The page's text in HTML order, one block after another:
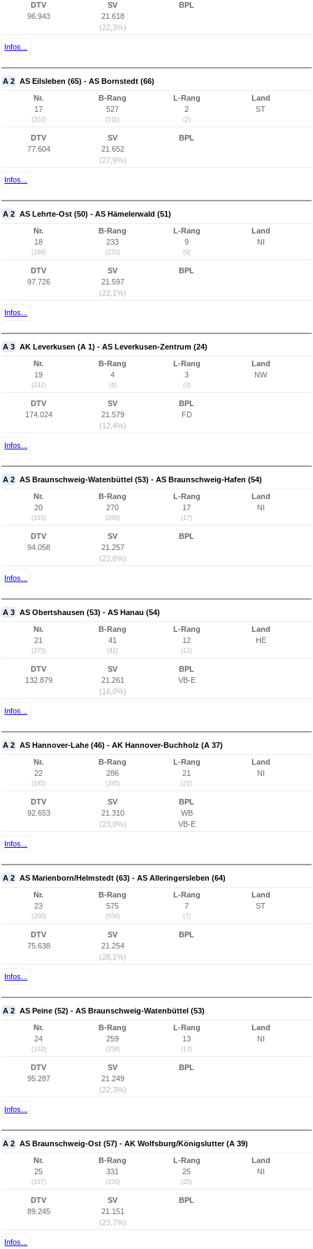
DTV
96.943
SV
21.618
(22,3%)
BPL
Infos...
A 2 AS Eilsleben (65) - AS Bornstedt (66)
Nr.
17
(202)
B-Rang
527
(511)
L-Rang
2
(2)
Land
ST
DTV
77.604
SV
21.652
(27,9%)
BPL
Infos...
A 2 AS Lehrte-Ost (50) - AS Hämelerwald (51)
Nr.
18
(189)
B-Rang
233
(233)
L-Rang
9
(9)
Land
NI
DTV
97.726
SV
21.597
(22,1%)
BPL
Infos...
A 3 AK Leverkusen (A 1) - AS Leverkusen-Zentrum (24)
Nr.
19
(241)
B-Rang
4
(4)
L-Rang
3
(3)
Land
NW
DTV
174.024
SV
21.579
(12,4%)
BPL
FD
Infos...
A 2 AS Braunschweig-Watenbüttel (53) - AS Braunschweig-Hafen (54)
Nr.
20
(193)
B-Rang
270
(269)
L-Rang
17
(17)
Land
NI
DTV
94.058
SV
21.257
(22,6%)
BPL
Infos...
A 3 AS Obertshausen (53) - AS Hanau (54)
Nr.
21
(275)
B-Rang
41
(41)
L-Rang
12
(12)
Land
HE
DTV
132.879
SV
21.261
(16,0%)
BPL
VB-E
Infos...
A 2 AS Hannover-Lahe (46) - AK Hannover-Buchholz (A 37)
Nr.
22
(185)
B-Rang
286
(285)
L-Rang
21
(21)
Land
NI
DTV
92.653
SV
21.310
(23,0%)
BPL
WB
VB-E
Infos...
A 2 AS Marienborn/Helmstedt (63) - AS Alleringersleben (64)
Nr.
23
(200)
B-Rang
575
(558)
L-Rang
7
(7)
Land
ST
DTV
75.638
SV
21.254
(28,1%)
BPL
Infos...
A 2 AS Peine (52) - AS Braunschweig-Watenbüttel (53)
Nr.
24
(192)
B-Rang
259
(259)
L-Rang
13
(13)
Land
NI
DTV
95.287
SV
21.249
(22,3%)
BPL
Infos...
A 2 AS Braunschweig-Ost (57) - AK Wolfsburg/Königslutter (A 39)
Nr.
25
(197)
B-Rang
331
(330)
L-Rang
25
(25)
Land
NI
DTV
89.245
SV
21.151
(23,7%)
BPL
Infos...